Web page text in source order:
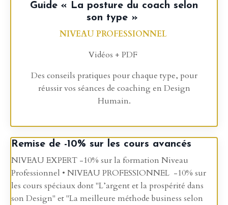
Guide « La posture du coach selon
son type »
NIVEAU PROFESSIONNEL
Vidéos + PDF
Des conseils pratiques pour chaque type, pour
réussir vos séances de coaching en Design
Humain.
Remise de -10% sur les cours avancés
NIVEAU EXPERT -10% sur la formation Niveau
Professionnel • NIVEAU PROFESSIONNEL -10% sur
les cours spéciaux dont "L’argent et la prospérité dans
son Design" et "La meilleure méthode business selon